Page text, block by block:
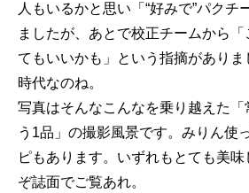
人もいるかと思い「“好みで”パクチ
ましたが、あとで校正チームから「
てもいいかも」という指摘がありま
時代なのね。
写真はそんなこんなを乗り越えた「
う1品」の撮影風景です。みりん使
ピもあります。いずれもとても美味
ぞ誌面でご覧あれ。